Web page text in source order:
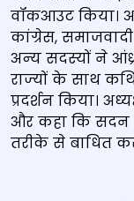
वॉकआउट किया।
कांग्रेस,
अन्‍य सदस्‍यों ने
राज्‍यों के साथ
प्रदर्शन किया।
और कहा कि सदन
तरीके से बाधित